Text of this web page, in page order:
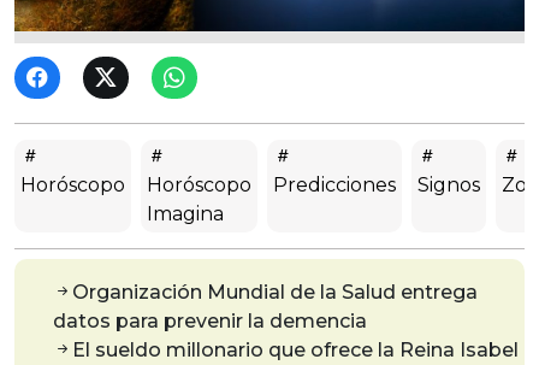
Horóscopo
Horóscopo
Imagina
Predicciones Signos
Organización Mundial de la Salud entrega
datos para prevenir la demencia
El sueldo millonario que ofrece la Reina Isabel